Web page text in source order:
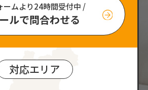
ームより24時間受付中 /
ルで問合わせる
対応エリア